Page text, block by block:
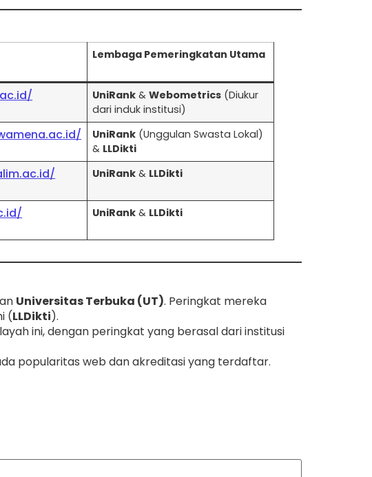
Lembaga Pemeringkatan Utama
UniRank &Webometrics (Diukur
dari induk institusi)
UniRank (Unggulan Swasta Lokal)
& LLDikti
UniRank & LLDikti
UniRank & LLDikti
Universitas Terbuka (UT). Peringkat mereka
(LLDikti).
ini, dengan peringkat yang berasal dari institusi
popularitas web dan akreditasi yang terdaftar.